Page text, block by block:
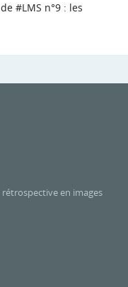
#LMS n°9 : les
rétrospective en images